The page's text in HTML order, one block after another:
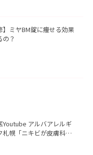
】ミヤBM錠に痩せる効果
？
Youtube アルバアレルギ
札幌「ニキビが皮膚科で